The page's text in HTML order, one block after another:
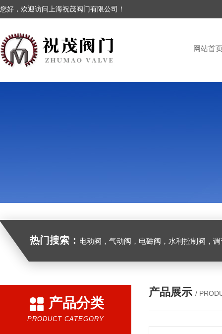
您好，欢迎访问上海祝茂阀门有限公司！
网站首
热门搜索： 电动阀，气动阀，电磁阀，水利控制阀，调节
产品分类
PRODUCT CATEGORY
产品展示 /